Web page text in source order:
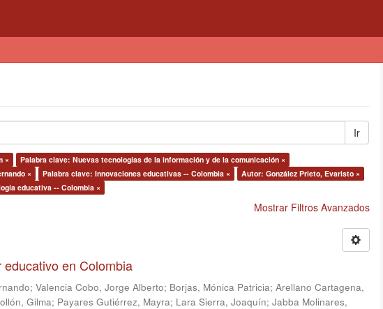
Ir
×
Palabra clave: Nuevas tecnologías de la información y de la comunicación ×
× Palabra clave: Innovaciones educativas -- Colombia ×
Autor: González Prieto, Evaristo ×
educativa -- Colombia ×
Mostrar Filtros Avanzados
en Colombia
; Valencia Cobo, Jorge Alberto; Borjas, Mónica Patricia; Arellano Cartagena,
Gilma; Payares Gutiérrez, Mayra; Lara Sierra, Joaquín; Jabba Molinares,